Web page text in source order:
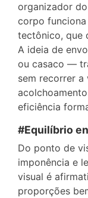
organizador
corpo
tectônico, que
A ideia de
ou casaco —
sem recorrer a
eficiência
#Equilíbrio
Do ponto de
imponência e
visual é
proporções